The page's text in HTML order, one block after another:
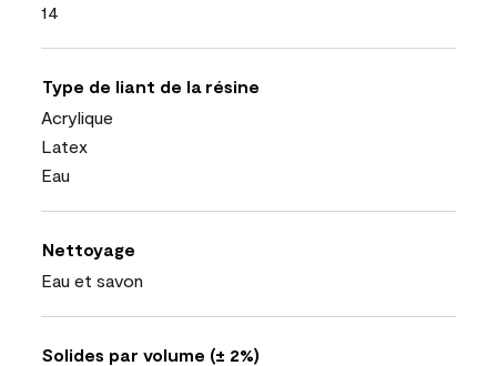
14
Type de liant de la résine
Acrylique
Latex
Eau
Nettoyage
Eau et savon
Solides par volume (± 2%)